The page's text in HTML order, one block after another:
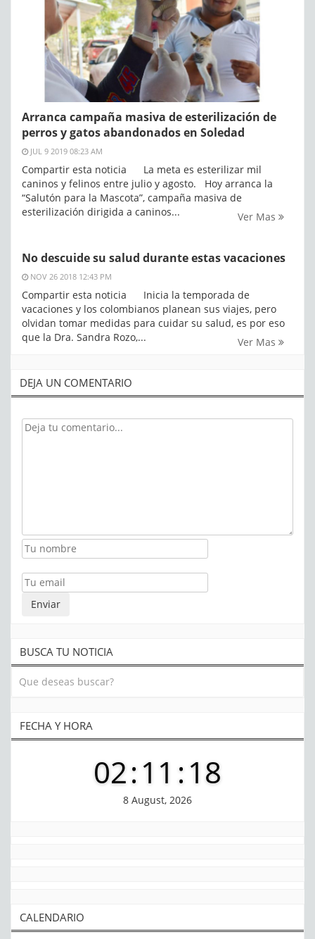
Arranca campaña masiva de esterilización de
perros y gatos abandonados en Soledad
JUL 9 2019 08:23 AM
Compartir esta noticia La meta es esterilizar mil
caninos y felinos entre julio y agosto. Hoy arranca la
“Salutón para la Mascota”, campaña masiva de
esterilización dirigida a caninos...
Ver Mas
No descuide su salud durante estas vacaciones
NOV 26 2018 12:43 PM
Compartir esta noticia Inicia la temporada de
vacaciones y los colombianos planean sus viajes, pero
olvidan tomar medidas para cuidar su salud, es por eso
que la Dra. Sandra Rozo,...
Ver Mas
DEJA UN COMENTARIO
BUSCA TU NOTICIA
FECHA Y HORA
02:11 :19
8 August, 2026
CALENDARIO